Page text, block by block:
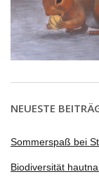
NEUESTE
Sommerspaß bei
Biodiversität